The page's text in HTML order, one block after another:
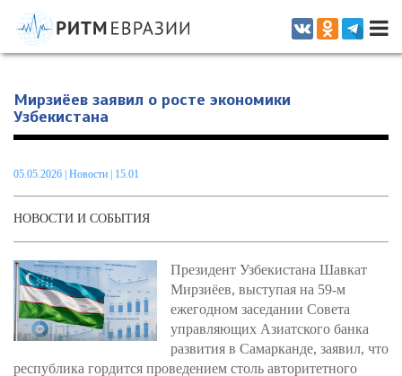
Информационно-аналитическое издание, посвященное актуальным
проблемам интеграции на постсоветском пространстве
Мирзиёев заявил о росте экономики
Узбекистана
05.05.2026 Новости | 15.01
НОВОСТИ И СОБЫТИЯ
Президент Узбекистана Шавкат
Мирзиёев, выступая на 59-м
ежегодном заседании Совета
управляющих Азиатского банка
развития в Самарканде, заявил, что
республика гордится проведением столь авторитетного